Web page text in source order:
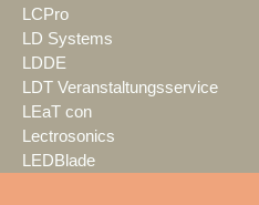
LCPro
LD Systems
LDDE
LDT Veranstaltungsservice
LEaT con
Lectrosonics
LEDBlade